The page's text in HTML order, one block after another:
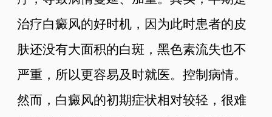
治疗白癜风的好时机，因为此时患者的皮
肤还没有大面积的白斑，黑色素流失也不
严重，所以更容易及时就医。控制病情。
然而，白癜风的初期症状相对较轻，很难